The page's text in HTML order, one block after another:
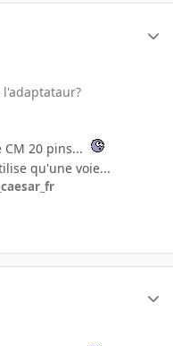
20 pins...
qu'une voie...